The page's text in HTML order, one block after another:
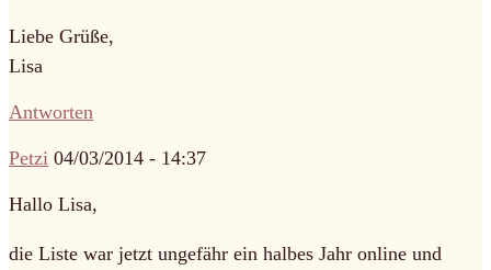
Liebe Grüße,
Lisa
Antworten
Petzi 04/03/2014 - 14:37
Hallo Lisa,
die Liste war jetzt ungefähr ein halbes Jahr online und